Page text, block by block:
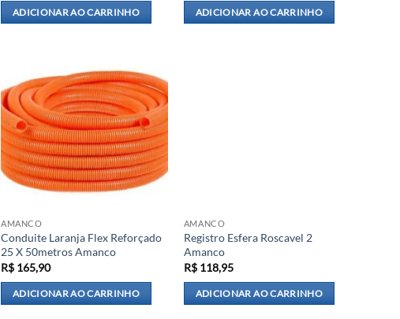
ADICIONAR AO CARRINHO ADICIONAR AO CARRINHO
AMANCO
Conduite Laranja Flex Reforçado
25 X 50metros Amanco
R$ 165,90
ADICIONAR AO CARRINHO
AMANCO
Registro Esfera Roscavel 2
Amanco
R$118,95
ADICIONAR AO CARRINHO